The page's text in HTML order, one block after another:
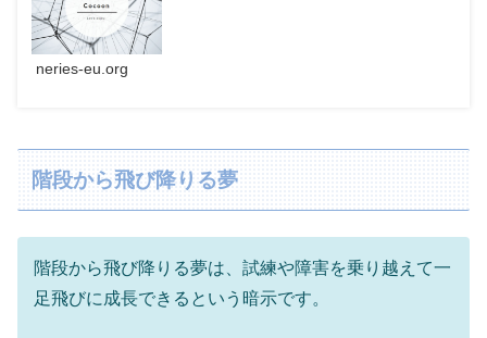
neries-eu.org
階段から飛び降りる夢
階段から飛び降りる夢は、試練や障害を乗り越えて一
足飛びに成長できるという暗示です。